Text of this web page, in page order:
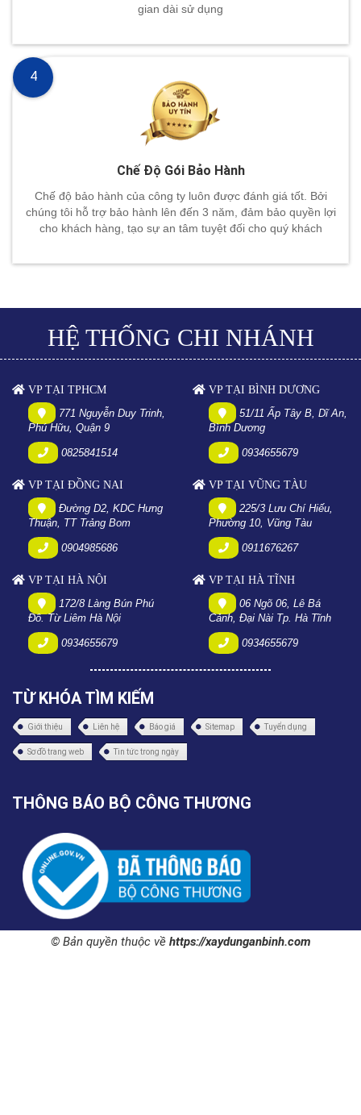
gian dài sử dụng
Chế Độ Gói Bảo Hành
Chế độ bảo hành của công ty luôn được đánh giá tốt. Bởi
chúng tôi hỗ trợ bảo hành lên đến 3 năm, đảm bảo quyền lợi
cho khách hàng, tạo sự an tâm tuyệt đối cho quý khách
4
HỆ THỐNG CHI NHÁNH
VP TẠI TPHCM
771 Nguyễn Duy Trinh,
Phú Hữu, Quận 9
0825841514
VP TẠI BÌNH DƯƠNG
51/11 Ấp Tây B, Dĩ An,
Bình Dương
0934655679
VP TẠI ĐỒNG NAI
Đường D2, KDC Hưng
Thuận, TT Trảng Bom
0904985686
VP TẠI VŨNG TÀU
225/3 Lưu Chí Hiếu,
Phường 10, Vũng Tàu
0911676267
VP TẠI HÀ NỘI
172/8 Làng Bún Phú
Đô. Từ Liêm Hà Nội
0934655679
VP TẠI HÀ TĨNH
06 Ngõ 06, Lê Bá
Cảnh, Đại Nài Tp. Hà Tĩnh
0934655679
TỪ KHÓA TÌM KIẾM
Giới thiệu Liên hệ Báo giá Sitemap Tuyển dụng
Sơ đồ trang web Tin tức trong ngày
THÔNG BÁO BỘ CÔNG THƯƠNG
© Bản quyền thuộc về https://xaydunganbinh.com